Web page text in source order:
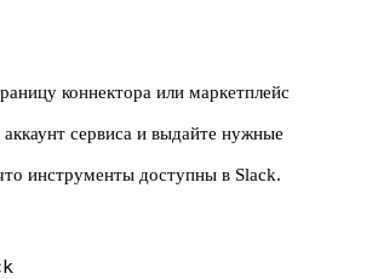
коннектора или маркетплейс
сервиса и выдайте нужные
инструменты доступны в Slack.